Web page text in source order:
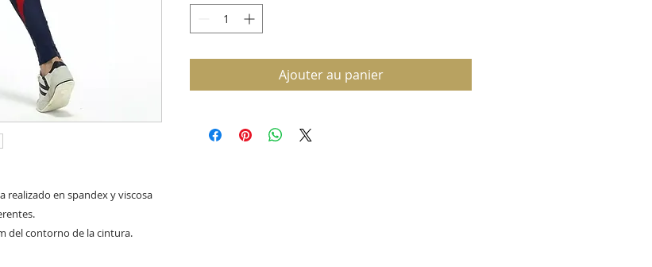
realizado en spandex y viscosa
del contorno de la cintura.
Ajouter au panier